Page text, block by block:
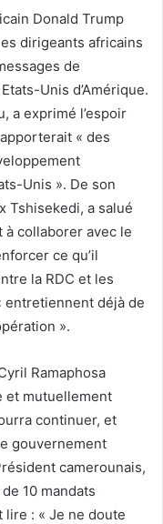
Donald Trump
dirigeants africains
de
Unis d’Amérique.
a exprimé l’espoir
« des
Unis ». De son
Tshisekedi, a salué
à collaborer avec le
ce qu’il
la RDC et les
entretiennent déjà de
».
Ramaphosa
et mutuellement
continuer, et
gouvernement
camerounais,
10 mandats
: « Je ne doute